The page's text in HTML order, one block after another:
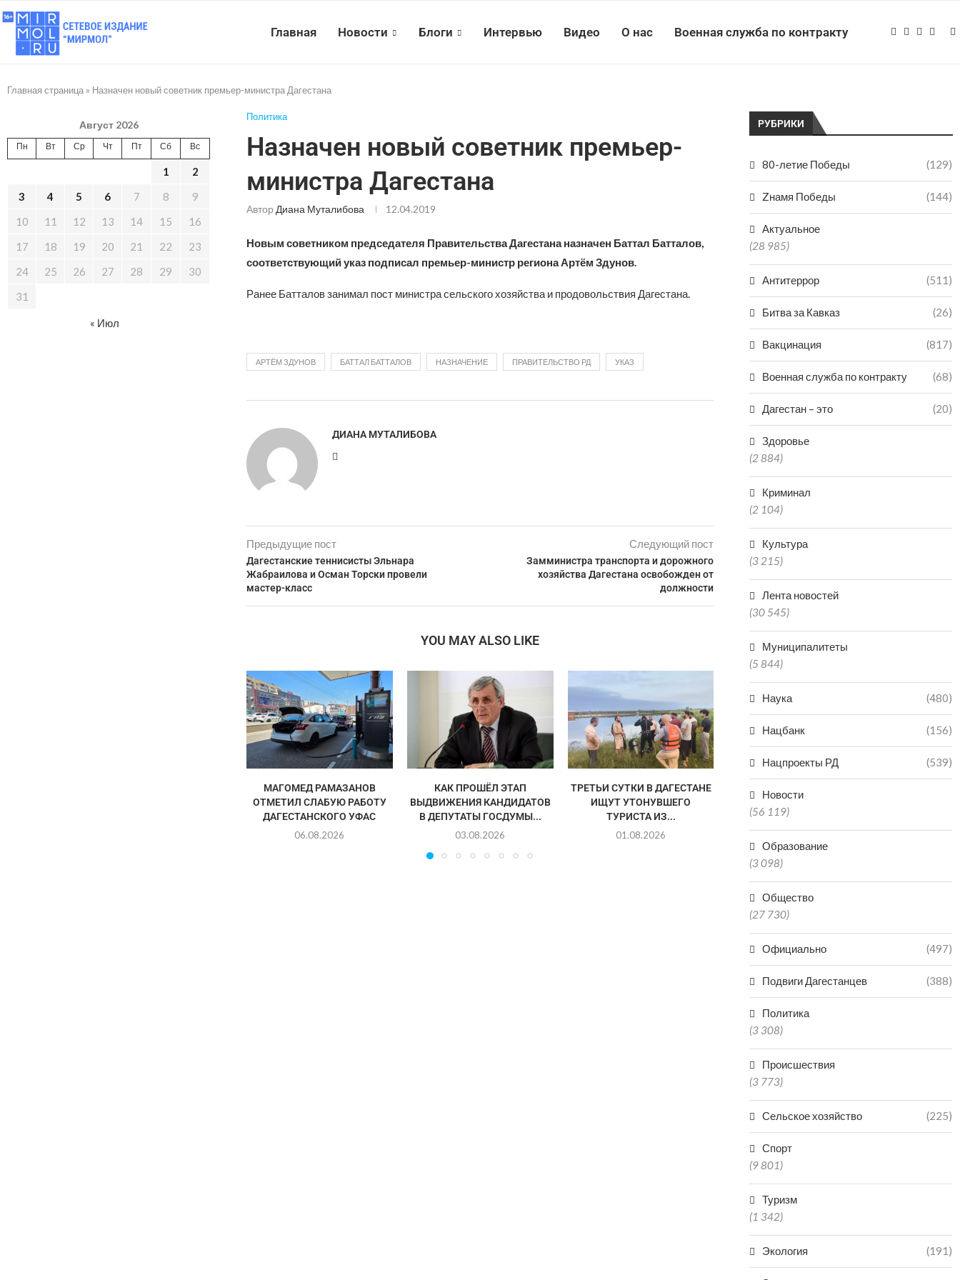
Главная Новости Блоги Интервью Видео О нас Военная служба по контракту
Главная страница » Назначен новый советник премьер-министра Дагестана
Политика
Назначен новый советник премьер-
министра Дагестана
Автор Диана Муталибова 12.04.2019
Новым советником председателя Правительства Дагестана назначен Баттал Батталов,
соответствующий указ подписал премьер-министр региона Артём Здунов.
Ранее Батталов занимал пост министра сельского хозяйства и продовольствия Дагестана.
АРТЁМ ЗДУНОВ БАТТАЛ БАТТАЛОВ НАЗНАЧЕНИЕ ПРАВИТЕЛЬСТВО РД УКАЗ
ДИАНА МУТАЛИБОВА
Предыдущие пост
Дагестанские теннисисты Эльнара
Жабраилова и Осман Торски провели
мастер-класс
Следующий пост
Замминистра транспорта и дорожного
хозяйства Дагестана освобожден от
должности
YOU MAY ALSO LIKE
МАГОМЕД РАМАЗАНОВ
ОТМЕТИЛ СЛАБУЮ РАБОТУ
ДАГЕСТАНСКОГО УФАС
06.08.2026
КАК ПРОШЁЛ ЭТАП
ВЫДВИЖЕНИЯ КАНДИДАТОВ
В ДЕПУТАТЫ ГОСДУМЫ...
03.08.2026
ТРЕТЬИ СУТКИ В ДАГЕСТАНЕ
ИЩУТ УТОНУВШЕГО
ТУРИСТА ИЗ...
01.08.2026
ПОКИНУЛ ПОСТ
ЗАММИНИСТРА СПОРТА
29.07.2026
РУБРИКИ
80-летие Победы (129)
Zнамя Победы (144)
Актуальное
(28 985)
Антитеррор (511)
Битва за Кавказ (26)
Вакцинация (817)
Военная служба по контракту (68)
Дагестан – это (20)
Здоровье
(2 884)
Криминал
(2 104)
Культура
(3 215)
Лента новостей
(30 545)
Муниципалитеты
(5 844)
Наука (480)
Нацбанк (156)
Нацпроекты РД (539)
Новости
(56 119)
Образование
(3 098)
Общество
(27 730)
Официально (497)
Подвиги Дагестанцев (388)
Политика
(3 308)
Происшествия
(3 773)
Сельское хозяйство (225)
Спорт
(9 801)
Туризм
(1 342)
Экология (191)
Август 2026
Пн Вт Ср Чт Пт Сб Вс
1
2
3
4 5 6 7 8
9
10
11 12 13 14 15
16
17
18 19 20 21 22
23
24
25 26 27 28 29
30
31
« Июл